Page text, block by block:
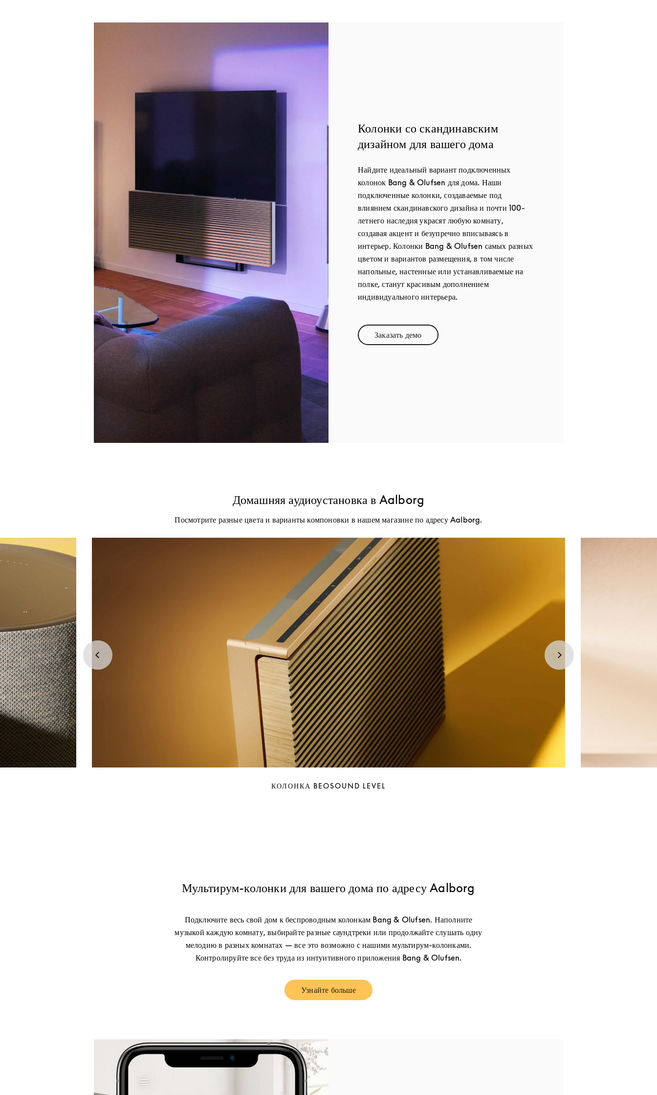
Колонки со скандинавским
дизайном для вашего дома
Найдите идеальный вариант подключенных
колонок Bang & Olufsen для дома. Наши
подключенные колонки, создаваемые под
влиянием скандинавского дизайна и почти 100-
летнего наследия украсят любую комнату,
создавая акцент и безупречно вписываясь в
интерьер. Колонки Bang & Olufsen самых разных
цветом и вариантов размещения, в том числе
напольные, настенные или устанавливаемые на
полке, станут красивым дополнением
индивидуального интерьера.
Заказать демоLink Opens in New Tab
Домашняя аудиоустановка в Aalborg
Посмотрите разные цвета и варианты компоновки в нашем магазине по адресу Aalborg.
КОЛОНКА BEOSOUND LEVEL
Мультирум-колонки для вашего дома по адресу Aalborg
Подключите весь свой дом к беспроводным колонкам Bang & Olufsen. Наполните
музыкой каждую комнату, выбирайте разные саундтреки или продолжайте слушать одну
мелодию в разных комнатах — все это возможно с нашими мультирум-колонками.
Контролируйте все без труда из интуитивного приложения Bang & Olufsen.
Узнайте большеLink Opens in New Tab
Изображение события